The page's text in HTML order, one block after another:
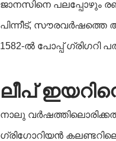
ജാനസിനെ പലപ്പോഴും
പിന്നീട്, സൗരവർഷത്തെ
1582-ൽ പോപ്പ് ഗ്രിഗറി
ലീപ്
നാലു വർഷത്തിലൊരിക്കൽ
ഗ്രിഗോറിയൻ